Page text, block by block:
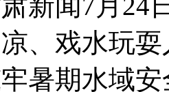
、戏水玩
暑期水域